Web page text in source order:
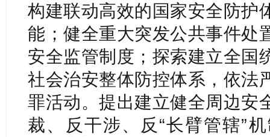
构建联动高效的国家安全防护
能；健全重大突发公共事件处
安全监管制度；探索建立全国
社会治安整体防控体系，依法
罪活动。提出建立健全周边安
裁、反干涉、反“长臂管辖”